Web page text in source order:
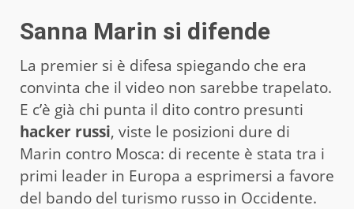
Sanna Marin si difende
La premier si è difesa spiegando che era
convinta che il video non sarebbe trapelato.
E c’è già chi punta il dito contro presunti
hacker russi, viste le posizioni dure di
Marin contro Mosca: di recente è stata tra i
primi leader in Europa a esprimersi a favore
del bando del turismo russo in Occidente.